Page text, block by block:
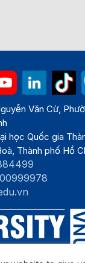
Văn Cừ,
học Quốc gia
Thành phố Hồ